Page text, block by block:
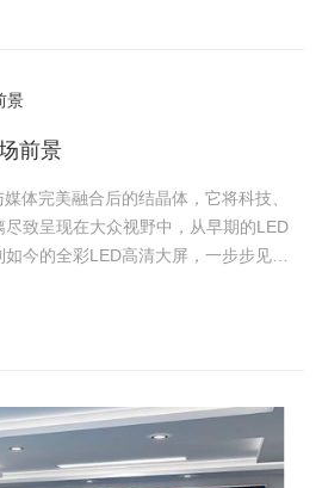
前景
体完美融合后的结晶体，它将科技、
致呈现在大众视野中，从早期的LED
今的全彩LED高清大屏，一步步见证
LED高清大屏的市场前景。 1.产